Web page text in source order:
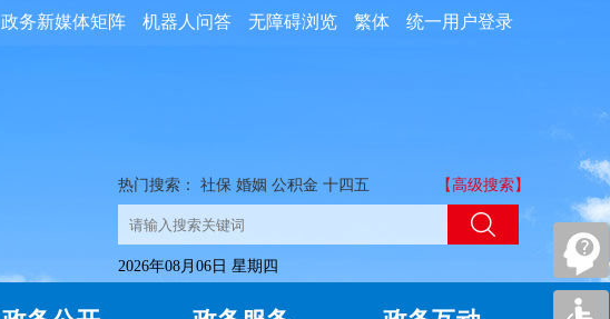
统一用户登录
繁体
无障碍浏览
机器人问答
政务新媒体矩阵
热门搜索： 社保 婚姻 公积金 十四五 【高级搜索】
2026年08月06日 星期四